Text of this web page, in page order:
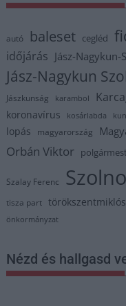
autó baleset cegléd
időjárás Jász-
Jász-Nagykun
Jászkunság karambol
koronavírus kosárlabda
lopás magyarország
Orbán Viktor
Szalay Ferenc
tisza part törökszentmiklós
önkormányzat
Nézd és hallgasd